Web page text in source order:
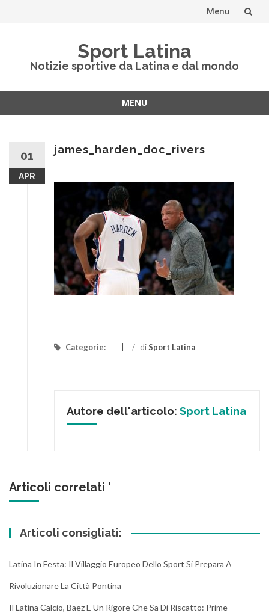
Menu
Sport Latina
Notizie sportive da Latina e dal mondo
MENU
01
APR
james_harden_doc_rivers
Categorie: / diSport Latina
Autore dell'articolo: Sport Latina
Articoli correlati '
Articoli consigliati:
Latina In Festa: Il Villaggio Europeo Dello Sport Si Prepara A
Rivoluzionare La Città Pontina
Il Latina Calcio, Baez E Un Rigore Che Sa Di Riscatto: Prime